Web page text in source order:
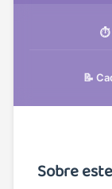
⏱️
📝
Sobre